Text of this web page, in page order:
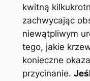
kwitną
zachwycając
niewątpliwym
tego, jakie
konieczne
przycinanie.